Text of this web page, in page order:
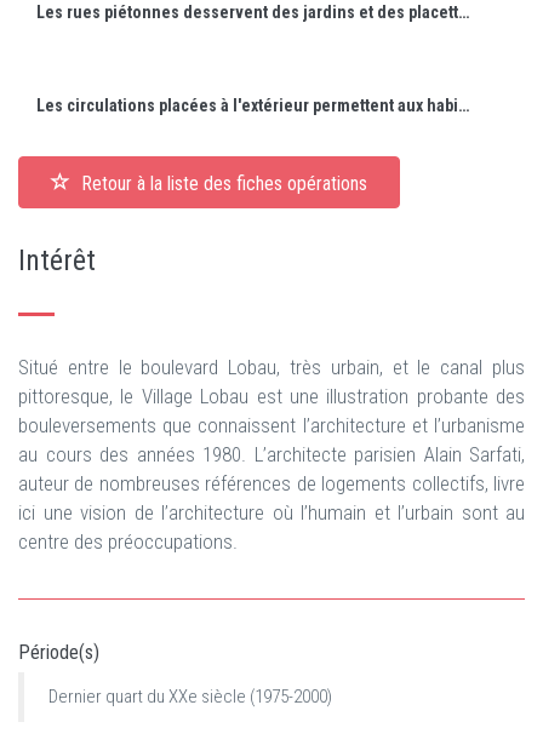
Les rues piétonnes desservent des jardins et des placettes.
Les circulations placées à l'extérieur permettent aux habitants de profiter du paysage.
Retour à la liste des fiches opérations
Intérêt
Situé entre le boulevard Lobau, très urbain, et le canal plus
pittoresque, le Village Lobau est une illustration probante des
bouleversements que connaissent l’architecture et l’urbanisme
au cours des années 1980. L’architecte parisien Alain Sarfati,
auteur de nombreuses références de logements collectifs, livre
ici une vision de l’architecture où l’humain et l’urbain sont au
centre des préoccupations.
Période(s)
Dernier quart du XXe siècle (1975-2000)